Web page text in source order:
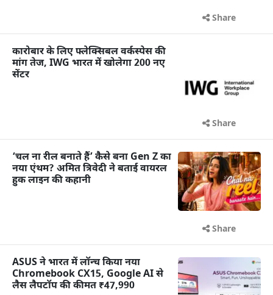
Share
कारोबार के लिए फ्लेक्सिबल वर्कस्पेस की
मांग तेज, IWG भारत में खोलेगा 200 नए
सेंटर
Share
‘चल ना रील बनाते हैं’ कैसे बना Gen Z का
नया एंथम? अमित त्रिवेदी ने बताई वायरल
हुक लाइन की कहानी
Share
ASUS ने भारत में लॉन्च किया नया
Chromebook CX15, Google AI से
लैस लैपटॉप की कीमत ₹47,990